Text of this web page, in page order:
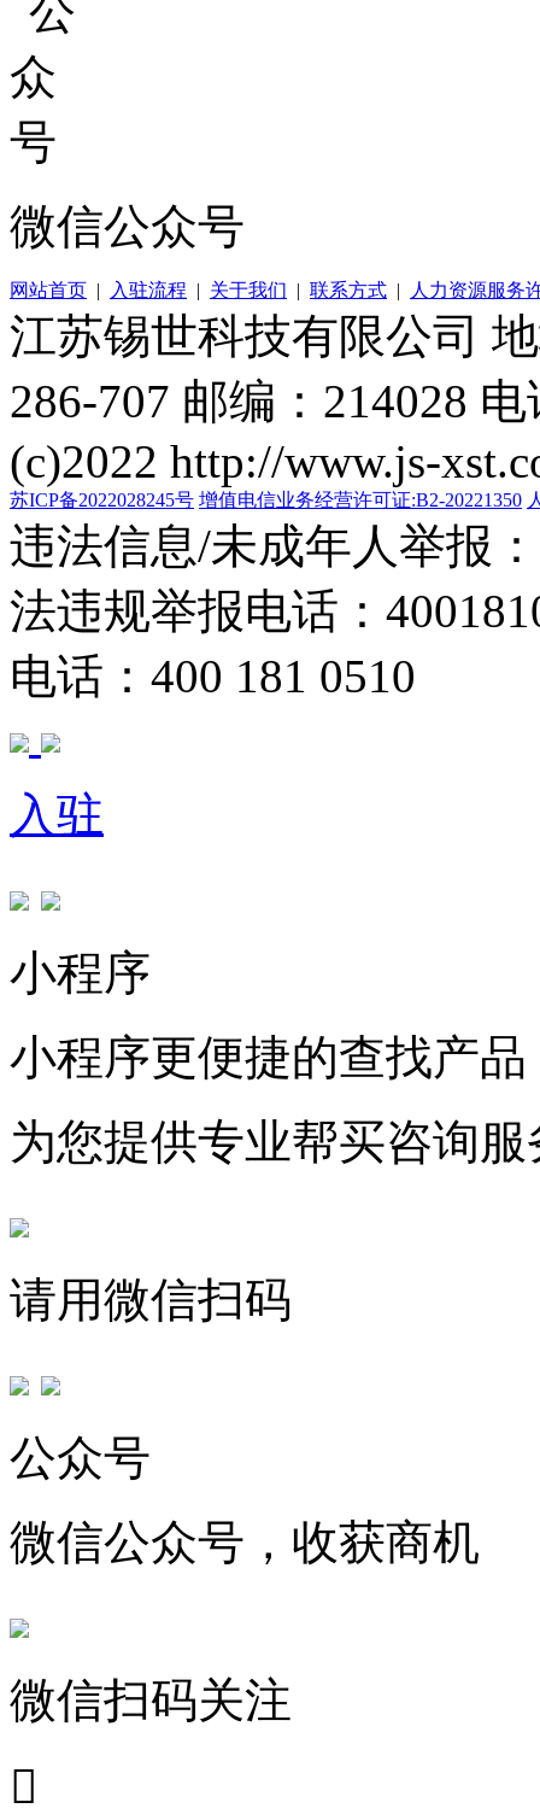
微信公众号
网站首页 | 入驻流程 | 关于我们 | 联系方式 | 人力资源服务
江苏锡世科技有限公司
286-707 邮编：214028
(c)2022 http://www.js-
苏ICP备2022028245号 增值电信业务经营许可证:B2-20221350
违法信息/未成年人举报
法违规举报电话：
电话：400 181 0510
入驻
小程序
小程序更便捷的查找产品
为您提供专业帮买咨询服
请用微信扫码
公众号
微信公众号，收获商机
微信扫码关注
